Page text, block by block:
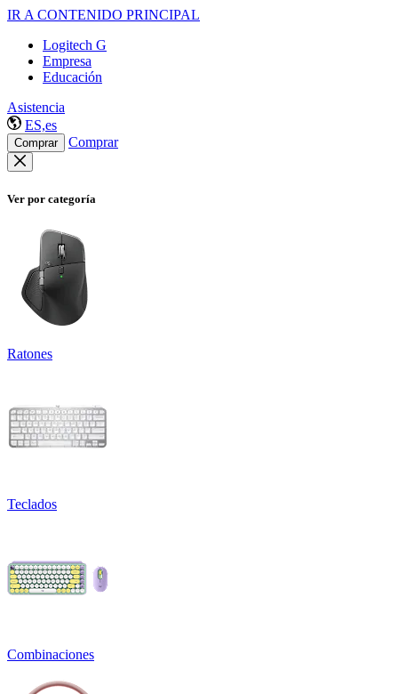
IR A CONTENIDO PRINCIPAL
Logitech G
Empresa
Educación
Asistencia
ES,es
Comprar Comprar
Ver por categoría
Ratones
Teclados
Combinaciones